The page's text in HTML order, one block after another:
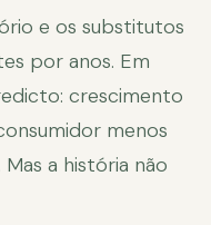
e os substitutos
por anos. Em
crescimento
menos
a história não